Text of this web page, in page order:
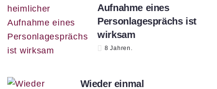
Aufnahme eines
Personlagesprächs ist
wirksam
8 Jahren.
Wieder einmal